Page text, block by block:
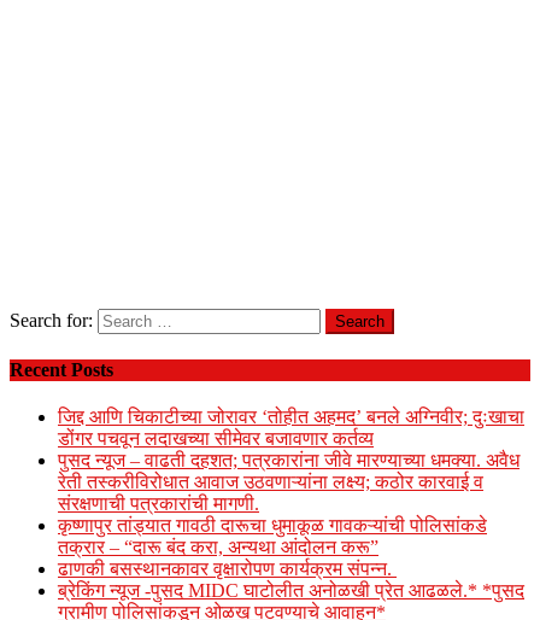
Search for:
Recent Posts
जिद्द आणि चिकाटीच्या जोरावर ‘तोहीत अहमद’ बनले अग्निवीर; दुःखाचा
डोंगर पचवून लदाखच्या सीमेवर बजावणार कर्तव्य
पुसद न्यूज – वाढती दहशत; पत्रकारांना जीवे मारण्याच्या धमक्या. अवैध
रेती तस्करीविरोधात आवाज उठवणाऱ्यांना लक्ष्य; कठोर कारवाई व
संरक्षणाची पत्रकारांची मागणी.
कृष्णापुर तांड्यात गावठी दारूचा धुमाकूळ गावकऱ्यांची पोलिसांकडे
तक्रार – “दारू बंद करा, अन्यथा आंदोलन करू”
ढाणकी बसस्थानकावर वृक्षारोपण कार्यक्रम संपन्न.
ब्रेकिंग न्यूज -पुसद MIDC घाटोलीत अनोळखी प्रेत आढळले.* *पुसद
ग्रामीण पोलिसांकडून ओळख पटवण्याचे आवाहन*